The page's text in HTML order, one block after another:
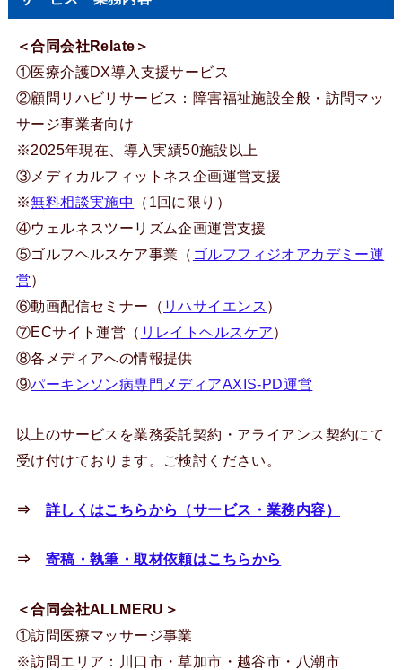
＜合同会社Relate＞
①医療介護DX導入支援サービス
②顧問リハビリサービス：障害福祉施設全般・訪問マッ
サージ事業者向け
※2025年現在、導入実績50施設以上
③メディカルフィットネス企画運営支援
※無料相談実施中
（1回に限り）
④ウェルネスツーリズム企画運営支援
⑤ゴルフヘルスケア事業（ ゴルフフィジオアカデミー運
営）
⑥動画配信セミナー（ リハサイエンス ）
⑦ECサイト運営（ リレイトヘルスケア）
⑧各メディアへの情報提供
⑨パーキンソン病専門メディアAXIS-PD運営
以上のサービスを業務委託契約・アライアンス契約にて
受け付けております。ご検討ください。
⇒ 詳しくはこちらから（サービス・業務内容）
⇒ 寄稿・執筆・取材依頼はこちらから
＜合同会社ALLMERU＞
①訪問医療マッサージ事業
※訪問エリア：川口市・草加市・越谷市・八潮市